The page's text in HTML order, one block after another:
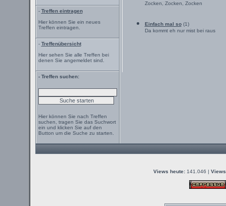
Zocken, Zocken, Zocken
Einfach mal so(1)
Da kommt eh nur mist bei raus
- Treffen eintragen
Hier können Sie ein neues
Treffen eintragen.
- Treffenübersicht
Hier sehen Sie alle Treffen bei
denen Sie angemeldet sind.
- Treffen suchen:
Hier können Sie nach Treffen
suchen, tragen Sie das Suchwort
ein und klicken Sie auf den
Button um die Suche zu starten.
Views heute: 141.046 |